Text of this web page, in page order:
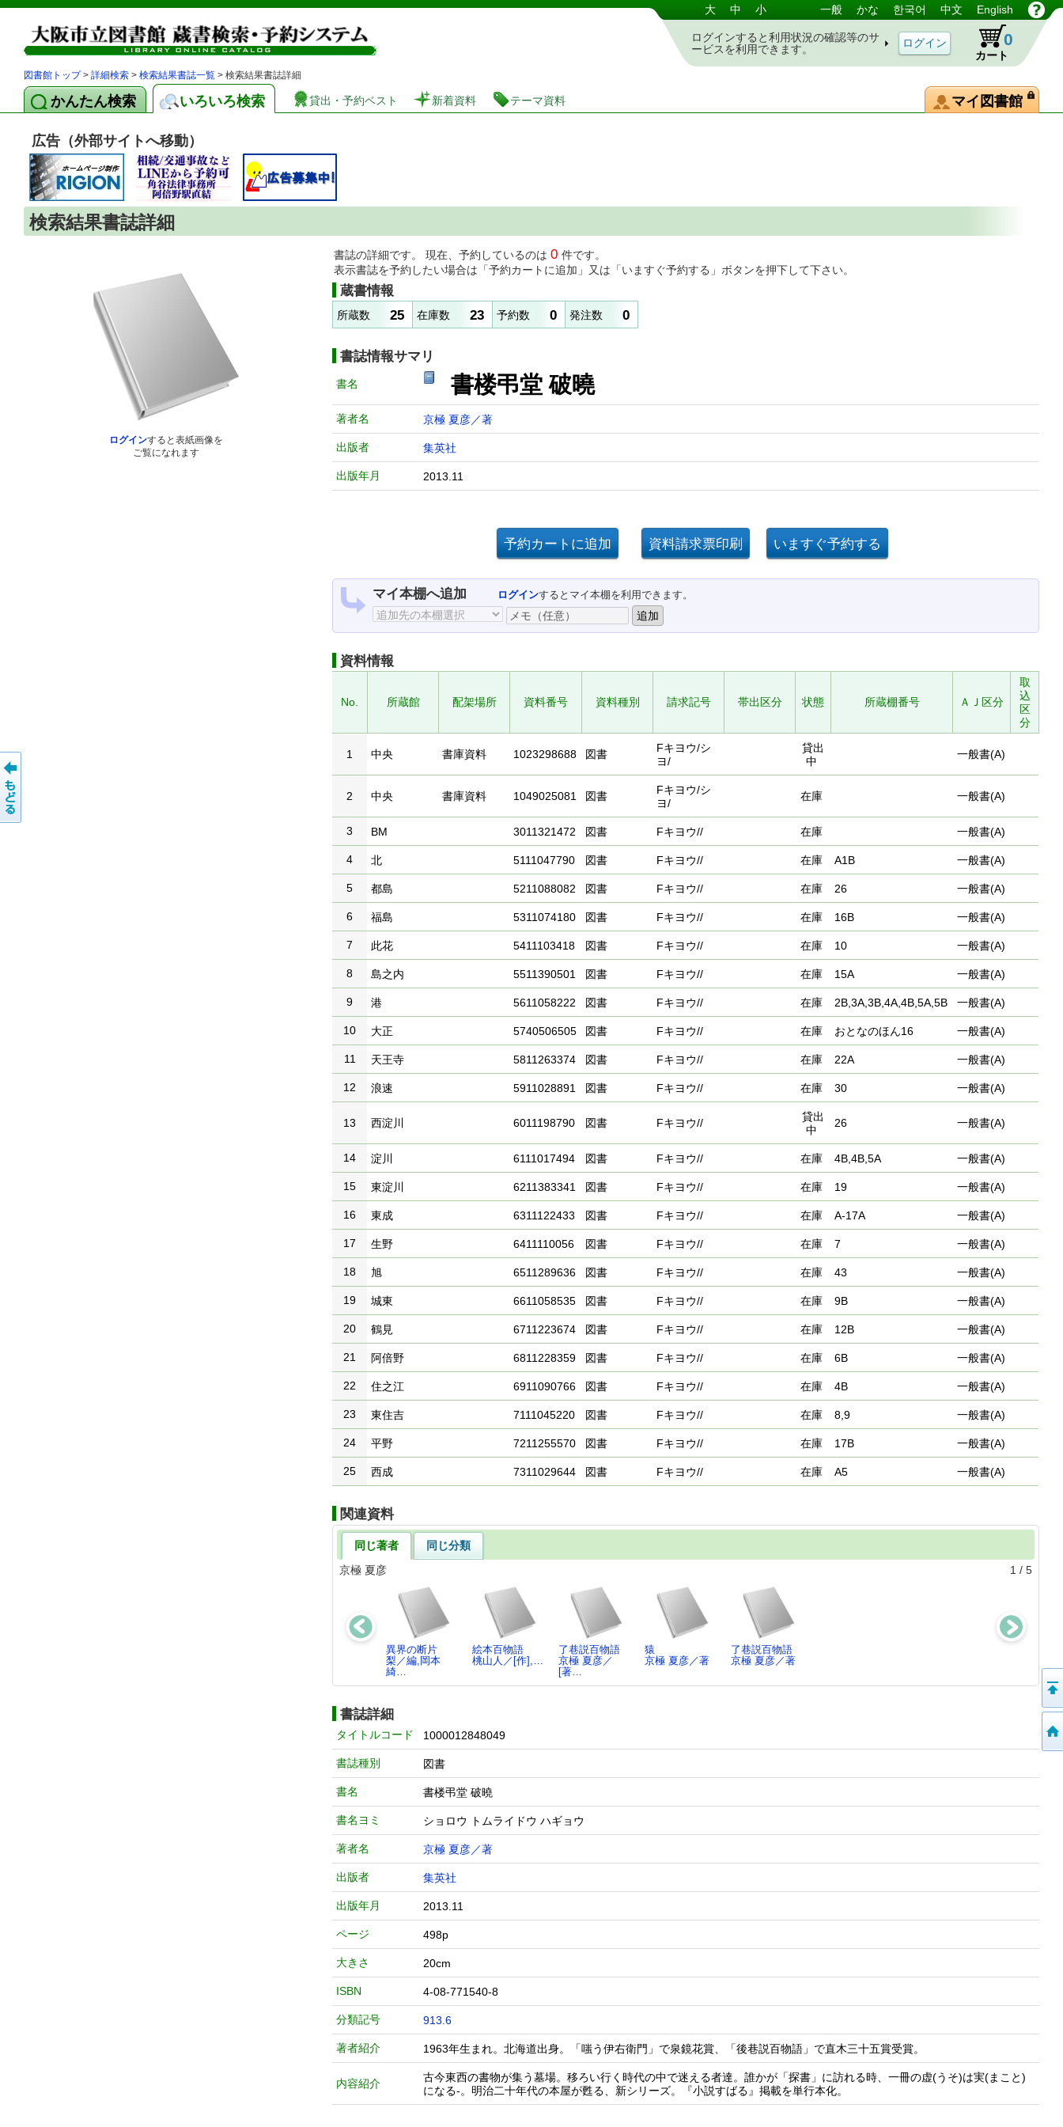
図書館 蔵書検索・予約システム 大 中 小 一般 かな 한국어 中文 English
ログインすると利用状況の確認等のサ
ービスを利用できます。
カート
0
図書館トップ> 詳細検索 > 検索結果書誌一覧 > 検索結果書誌詳細
かんたん検索 いろいろ検索 貸出・予約ベスト 新着資料 テーマ資料 マイ図書館
広告（外部サイトへ移動）
検索結果書誌詳細
ログインすると表紙画像を
ご覧になれます
書誌の詳細です。 現在、予約しているのは 0 件です。
表示書誌を予約したい場合は「予約カートに追加」又は「いますぐ予約する」ボタンを押下して下さい。
蔵書情報
所蔵数 25 在庫数 23 予約数 0 発注数 0
書誌情報サマリ
書名 書楼弔堂 破曉
著者名 京極 夏彦／著
出版者 集英社
出版年月 2013.11
マイ本棚へ追加 ログインするとマイ本棚を利用できます。
資料情報
No. 所蔵館 配架場所 資料番号 資料種別 請求記号 帯出区分 状態 所蔵棚番号 ＡＪ区分
取
込
区
分
1 中央 書庫資料 1023298688 図書
Fキヨウ/シ
ヨ/
貸出
中
一般書(A)
2 中央 書庫資料 1049025081 図書
Fキヨウ/シ
ヨ/
在庫 一般書(A)
3 BM 3011321472 図書 Fキヨウ// 在庫 一般書(A)
4 北 5111047790 図書 Fキヨウ// 在庫 A1B 一般書(A)
5 都島 5211088082 図書 Fキヨウ// 在庫 26 一般書(A)
6 福島 5311074180 図書 Fキヨウ// 在庫 16B 一般書(A)
7 此花 5411103418 図書 Fキヨウ// 在庫 10 一般書(A)
8 島之内 5511390501 図書 Fキヨウ// 在庫 15A 一般書(A)
9 港 5611058222 図書 Fキヨウ// 在庫 2B,3A,3B,4A,4B,5A,5B 一般書(A)
10 大正 5740506505 図書 Fキヨウ// 在庫 おとなのほん16 一般書(A)
11 天王寺 5811263374 図書 Fキヨウ// 在庫 22A 一般書(A)
12 浪速 5911028891 図書 Fキヨウ// 在庫 30 一般書(A)
13 西淀川 6011198790 図書 Fキヨウ//
貸出
中
26 一般書(A)
14 淀川 6111017494 図書 Fキヨウ// 在庫 4B,4B,5A 一般書(A)
15 東淀川 6211383341 図書 Fキヨウ// 在庫 19 一般書(A)
16 東成 6311122433 図書 Fキヨウ// 在庫 A-17A 一般書(A)
17 生野 6411110056 図書 Fキヨウ// 在庫 7 一般書(A)
18 旭 6511289636 図書 Fキヨウ// 在庫 43 一般書(A)
19 城東 6611058535 図書 Fキヨウ// 在庫 9B 一般書(A)
20 鶴見 6711223674 図書 Fキヨウ// 在庫 12B 一般書(A)
21 阿倍野 6811228359 図書 Fキヨウ// 在庫 6B 一般書(A)
22 住之江 6911090766 図書 Fキヨウ// 在庫 4B 一般書(A)
23 東住吉 7111045220 図書 Fキヨウ// 在庫 8,9 一般書(A)
24 平野 7211255570 図書 Fキヨウ// 在庫 17B 一般書(A)
25 西成 7311029644 図書 Fキヨウ// 在庫 A5 一般書(A)
関連資料
同じ著者
同じ分類
京極 夏彦
1 / 5
異界の断片
梨／編,岡本
綺…
絵本百物語
桃山人／[作],…
了巷説百物語
京極 夏彦／
[著…
猿
京極 夏彦／著
了巷説百物語
京極 夏彦／著
細谷 正充／編,
[講…
京極 夏彦／
[著…
書誌詳細
タイトルコード 1000012848049
書誌種別 図書
書名 書楼弔堂 破曉
書名ヨミ ショロウ トムライドウ ハギョウ
著者名 京極 夏彦／著
出版者 集英社
出版年月 2013.11
ページ 498p
大きさ 20cm
ISBN 4-08-771540-8
分類記号 913.6
著者紹介 1963年生まれ。北海道出身。「嗤う伊右衛門」で泉鏡花賞、「後巷説百物語」で直木三十五賞受賞。
内容紹介
古今東西の書物が集う墓場。移ろい行く時代の中で迷える者達。誰かが「探書」に訪れる時、一冊の虚(うそ)は実(まこと)
になる-。明治二十年代の本屋が甦る、新シリーズ。『小説すばる』掲載を単行本化。